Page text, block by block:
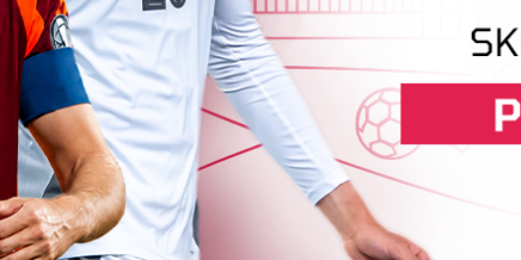
Stadions ''Velnciems''
Latvijas Jaunatnes čempionāts futbolā Meistarības
LIEPĀJAS FS 3 1
Stadions ''Velnciems''